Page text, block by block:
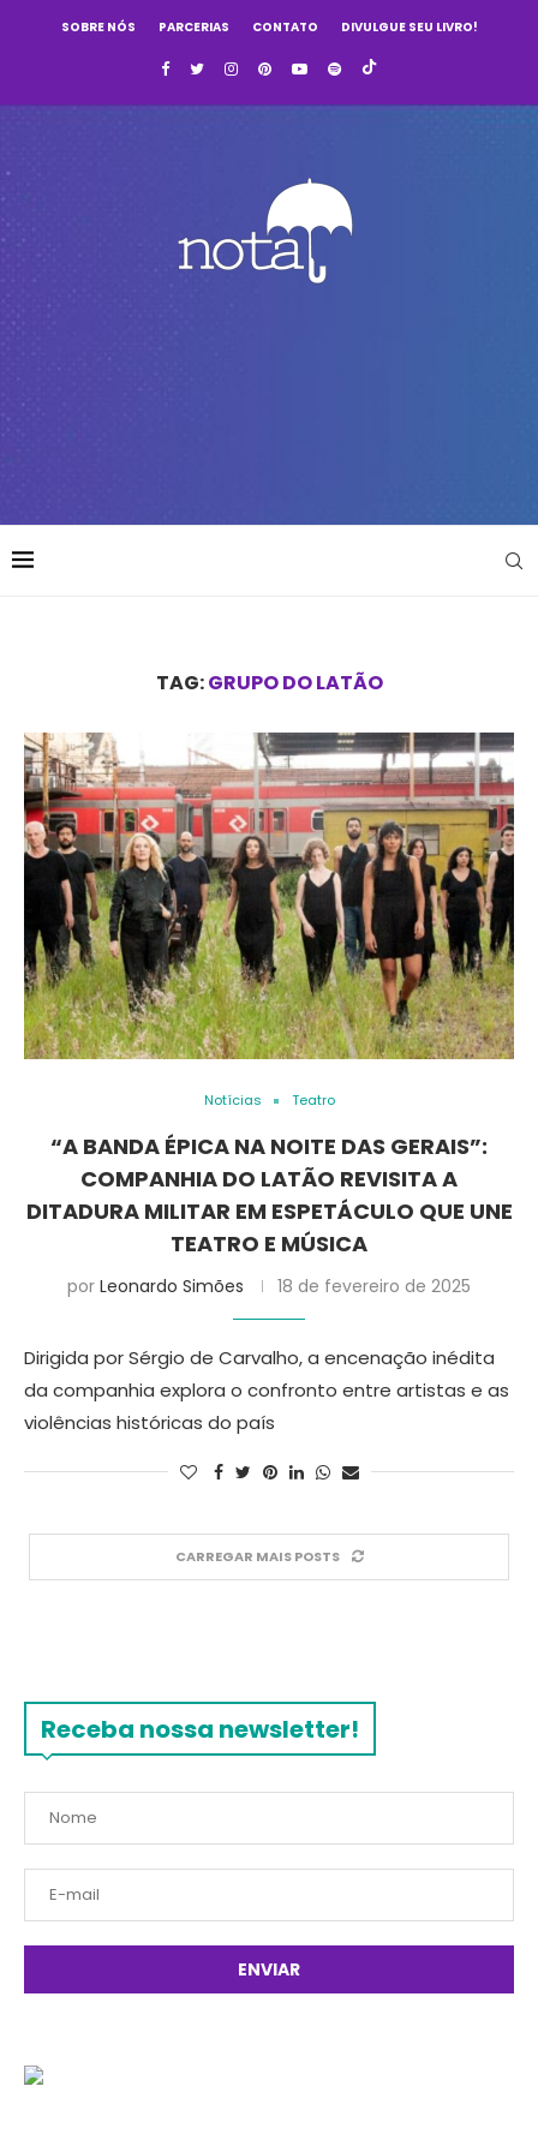
SOBRE NÓS PARCERIAS CONTATO DIVULGUE SEU LIVRO!
TAG:GRUPO DO LATÃO
Notícias Teatro
“A BANDA ÉPICA NA NOITE DAS GERAIS”:
COMPANHIA DO LATÃO REVISITA A
DITADURA MILITAR EM ESPETÁCULO QUE UNE
TEATRO E MÚSICA
por Leonardo Simões 18 de fevereiro de 2025
Dirigida por Sérgio de Carvalho, a encenação inédita
da companhia explora o confronto entre artistas e as
violências históricas do país
CARREGAR MAIS POSTS
Receba nossa newsletter!